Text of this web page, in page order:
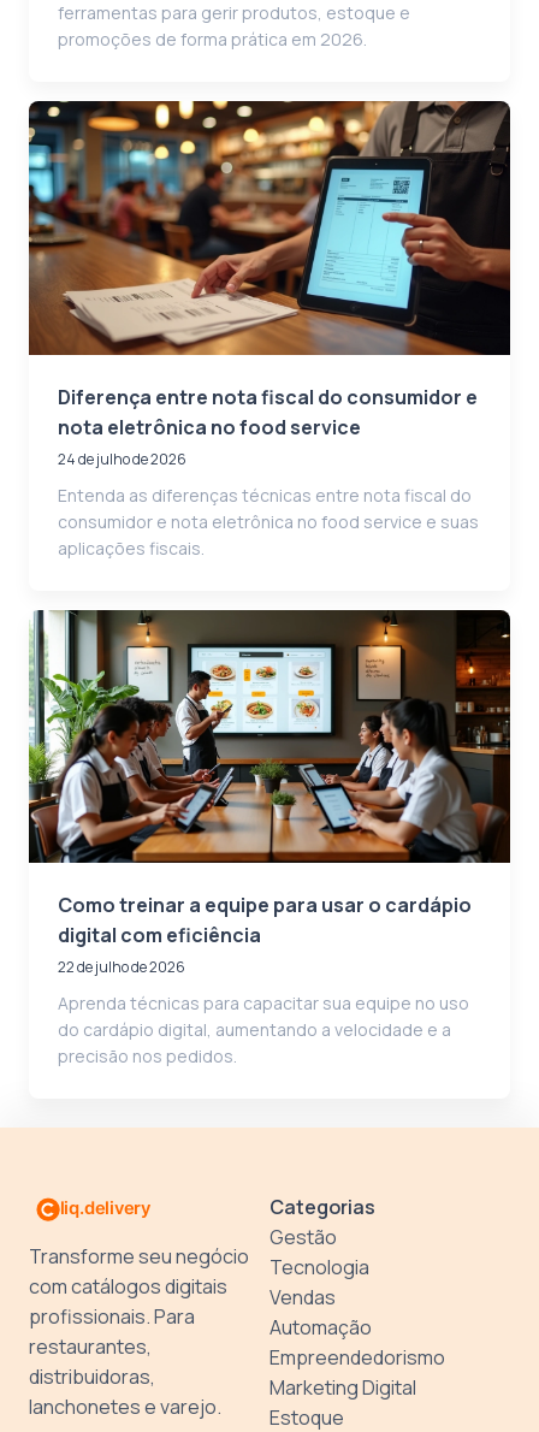
ferramentas para gerir produtos, estoque e
promoções de forma prática em 2026.
Diferença entre nota fiscal do consumidor e
nota eletrônica no food service
24 de julho de 2026
Entenda as diferenças técnicas entre nota fiscal do
consumidor e nota eletrônica no food service e suas
aplicações fiscais.
Como treinar a equipe para usar o cardápio
digital com eficiência
22 de julho de 2026
Aprenda técnicas para capacitar sua equipe no uso
do cardápio digital, aumentando a velocidade e a
precisão nos pedidos.
Transforme seu negócio
com catálogos digitais
profissionais. Para
restaurantes,
distribuidoras,
lanchonetes e varejo.
Categorias
Gestão
Tecnologia
Vendas
Automação
Empreendedorismo
Marketing Digital
Estoque